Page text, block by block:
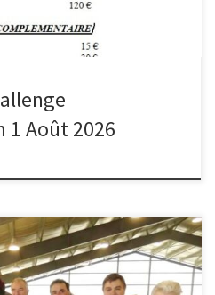
1 Août 2026
a réuni des équipes venues